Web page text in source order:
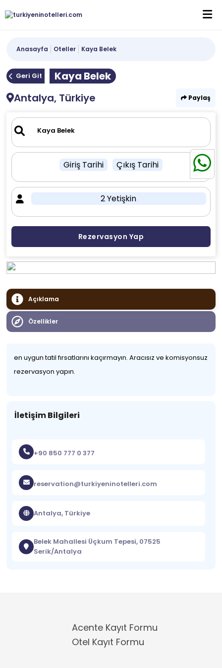
Anasayfa Oteller Kaya Belek
Geri Git
Kaya Belek
Antalya, Türkiye
Paylaş
Giriş Tarihi Çıkış Tarihi
2 Yetişkin
Rezervasyon Yap
Açıklama
Özellikler
en uygun tatil fırsatlarını kaçırmayın. Aracısız ve komisyonsuz
rezervasyon yapın.
İletişim Bilgileri
+90 850 777 0 377
reservation@turkiyeninotelleri.com
Antalya, Türkiye
Belek Mahallesi Üçkum Tepesi, 07525
Serik/Antalya
Acente Kayıt Formu
Otel Kayıt Formu